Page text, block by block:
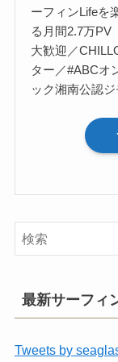
ーフィンLifeを
る月間2.7万PV
大歓迎／
ター／#ABCオ
ック湘南公認
最新サーフィ
Tweets by